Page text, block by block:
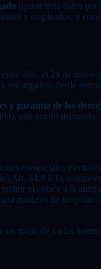
(quien trata datos
y empleados, y
días, el 24 de mayo
encargados: desde
y garantía de los
que quedó derogada.
comerciales
(Art. 34.9 ET),
el enlace a la
modelos de
mapa de varias